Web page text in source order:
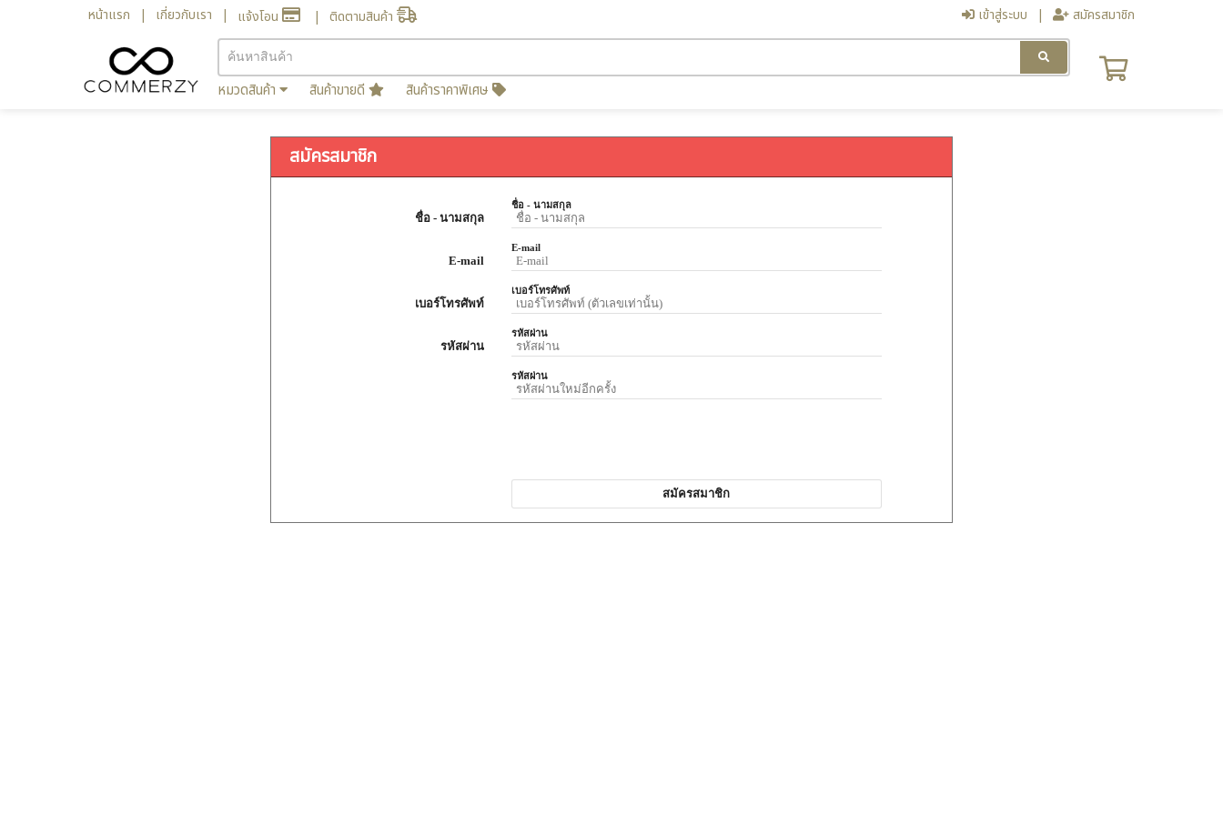
หน้าแรก เกี่ยวกับเรา แจ้งโอน ติดตามสินค้า เข้าสู่ระบบ สมัครสมาชิก
หมวดสินค้า สินค้าขายดี สินค้าราคาพิเศษ
สมัครสมาชิก
ชื่อ - นามสกุล
E-mail
เบอร์โทรศัพท์
รหัสผ่าน
ชื่อ - นามสกุล
E-mail
เบอร์โทรศัพท์
รหัสผ่าน
รหัสผ่าน
สมัครสมาชิก